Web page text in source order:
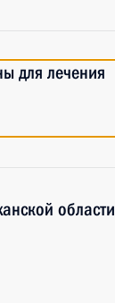
для лечения
области